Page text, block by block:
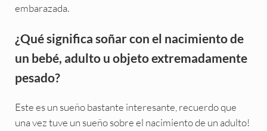
embarazada.
¿Qué significa soñar con el nacimiento de
un bebé, adulto u objeto extremadamente
pesado?
Este es un sueño bastante interesante, recuerdo que
una vez tuve un sueño sobre el nacimiento de un adulto!